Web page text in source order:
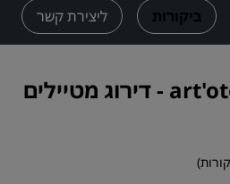
ביקורות ליצירת קשר
-דירוג מטיילים